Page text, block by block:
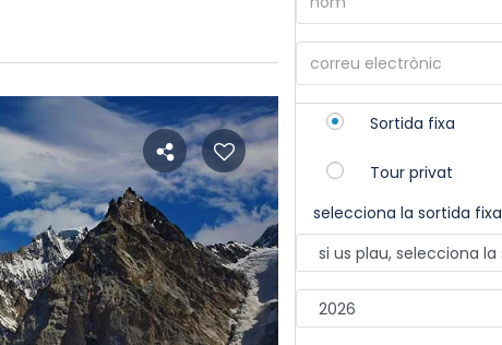
Sortida fixa
Tour privat
selecciona la sortida fixa